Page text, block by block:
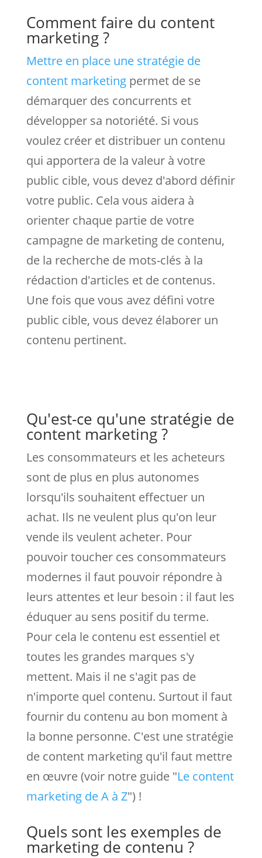
Comment faire du content
marketing ?
Mettre en place une stratégie de
content marketingpermet de se
démarquer des concurrents et
développer sa notoriété. Si vous
voulez créer et distribuer un contenu
qui apportera de la valeur à votre
public cible, vous devez d'abord définir
votre public. Cela vous aidera à
orienter chaque partie de votre
campagne de marketing de contenu,
de la recherche de mots-clés à la
rédaction d'articles et de contenus.
Une fois que vous avez défini votre
public cible, vous devez élaborer un
contenu pertinent.
Qu'est-ce qu'une stratégie de
content marketing ?
Les consommateurs et les acheteurs
sont de plus en plus autonomes
lorsqu'ils souhaitent effectuer un
achat. Ils ne veulent plus qu'on leur
vende ils veulent acheter. Pour
pouvoir toucher ces consommateurs
modernes il faut pouvoir répondre à
leurs attentes et leur besoin : il faut les
éduquer au sens positif du terme.
Pour cela le contenu est essentiel et
toutes les grandes marques s'y
mettent. Mais il ne s'agit pas de
n'importe quel contenu. Surtout il faut
fournir du contenu au bon moment à
la bonne personne. C'est une stratégie
de content marketing qu'il faut mettre
en œuvre (voir notre guide "Le content
marketing de A à Z") !
Quels sont les exemples de
marketing de contenu ?